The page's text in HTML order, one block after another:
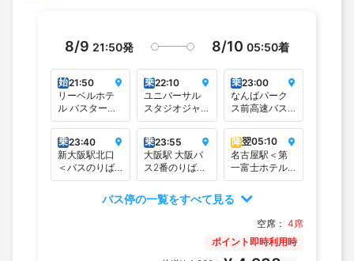
8/9 21:50発 8/10 05:50着
始21:50
リーベルホテ
ル バスターミ
ナル＜リーベ
正面玄関前＞
乗22:10
ユニバーサル
スタジオジャ
パン＜１番バ
乗23:00
なんばパーク
ス前高速バス
停留所
乗23:40
新大阪駅北口
＜バスのりば
＞
乗23:55
大阪駅 大阪バ
ス2番のりば
（桜橋口）
降翌05:10
名古屋駅＜第
一富士ホテル
＞
バス停の一覧をすべて見る
空席： 4席
ポイント即時利用時